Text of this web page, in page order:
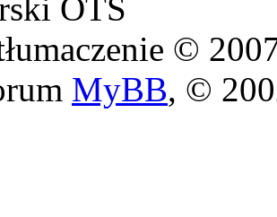
OTS
©
MyBB, ©